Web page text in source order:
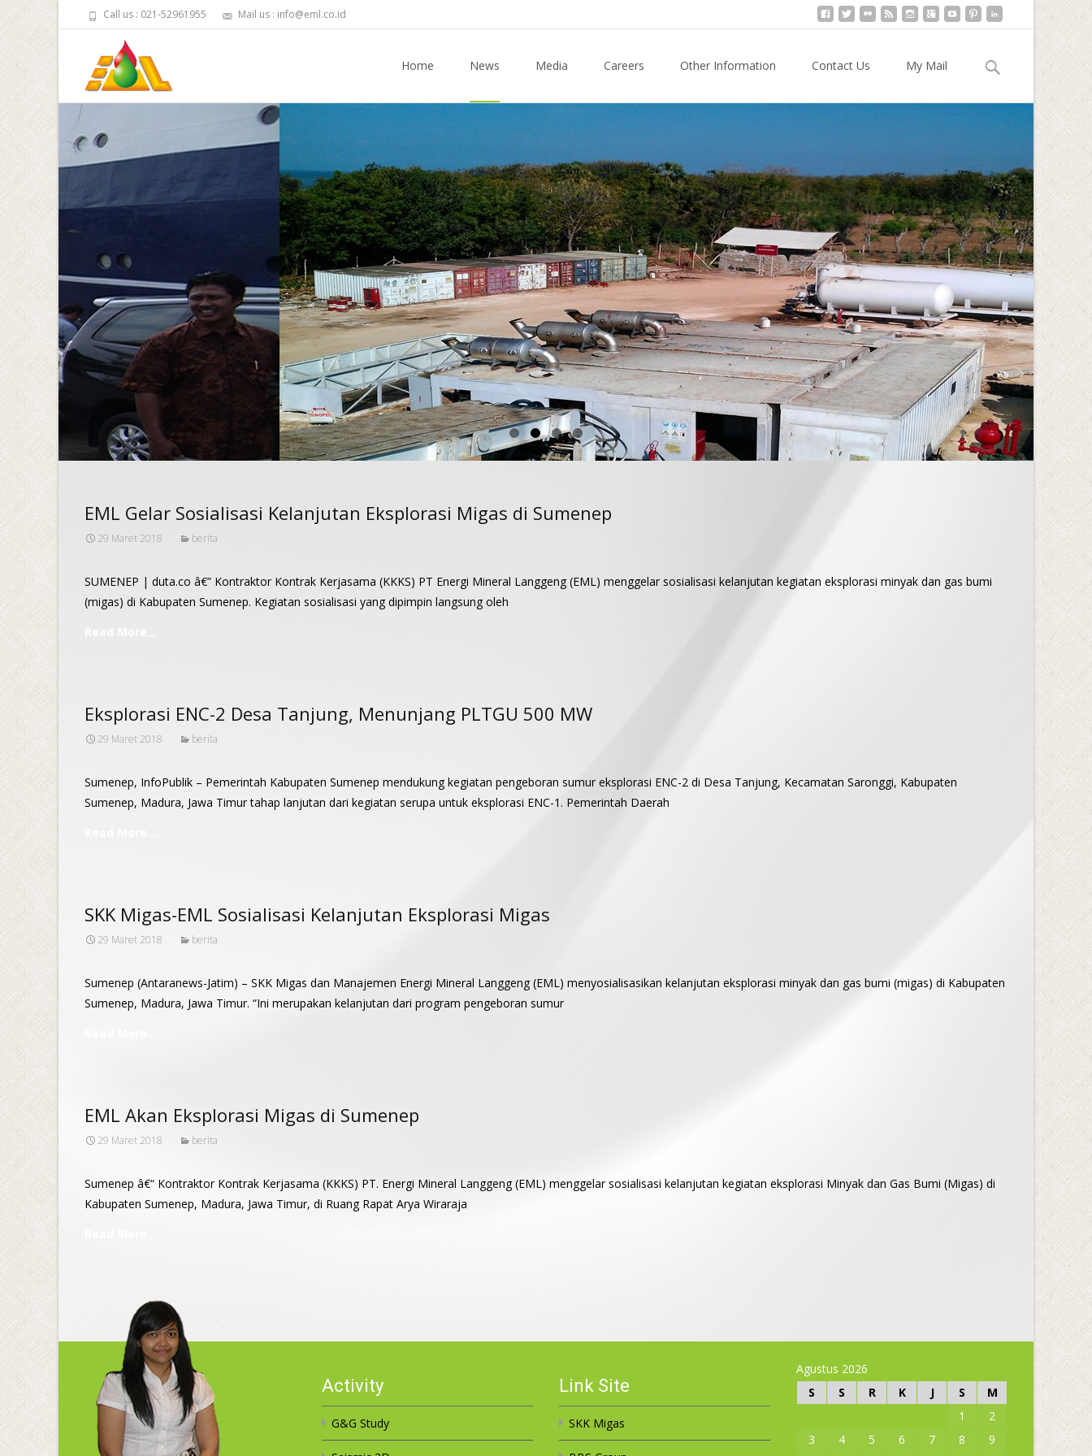
Call us : 021-52961955 Mail us : info@eml.co.id
Home
News Media Careers Other Information Contact Us My Mail
Cari
Site ENC-1, South East Madura Block,
East Java
Drilling Exploration Wells ENC-1, conducted in April 2012 in the village of
Tanjung Sumenep - Madura
Know More
EML Gelar Sosialisasi Kelanjutan Eksplorasi Migas di Sumenep
29 Maret 2018 berita
SUMENEP | duta.co â€” Kontraktor Kontrak Kerjasama (KKKS) PT Energi Mineral Langgeng (EML) menggelar sosialisasi kelanjutan kegiatan eksplorasi minyak dan gas bumi
(migas) di Kabupaten Sumenep. Kegiatan sosialisasi yang dipimpin langsung oleh
Eksplorasi ENC-2 Desa Tanjung, Menunjang PLTGU 500 MW
29 Maret 2018 berita
Sumenep, InfoPublik – Pemerintah Kabupaten Sumenep mendukung kegiatan pengeboran sumur eksplorasi ENC-2 di Desa Tanjung, Kecamatan Saronggi, Kabupaten
Sumenep, Madura, Jawa Timur tahap lanjutan dari kegiatan serupa untuk eksplorasi ENC-1. Pemerintah Daerah
SKK Migas-EML Sosialisasi Kelanjutan Eksplorasi Migas
29 Maret 2018 berita
Sumenep (Antaranews-Jatim) – SKK Migas dan Manajemen Energi Mineral Langgeng (EML) menyosialisasikan kelanjutan eksplorasi minyak dan gas bumi (migas) di Kabupaten
Sumenep, Madura, Jawa Timur. “Ini merupakan kelanjutan dari program pengeboran sumur
EML Akan Eksplorasi Migas di Sumenep
29 Maret 2018 berita
Sumenep â€“ Kontraktor Kontrak Kerjasama (KKKS) PT. Energi Mineral Langgeng (EML) menggelar sosialisasi kelanjutan kegiatan eksplorasi Minyak dan Gas Bumi (Migas) di
Kabupaten Sumenep, Madura, Jawa Timur, di Ruang Rapat Arya Wiraraja
Activity
G&G Study
Link Site
SKK Migas
Agustus 2026
S
S R K J S
M
1
2
3
4 5 6 7 8
9